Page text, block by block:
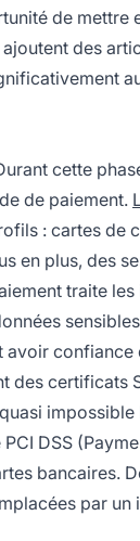
de mettre
des
cette
de paiement.
: cartes de
en plus, des
traite
avoir
des certificats
impossible
DSS
bancaires.
par un